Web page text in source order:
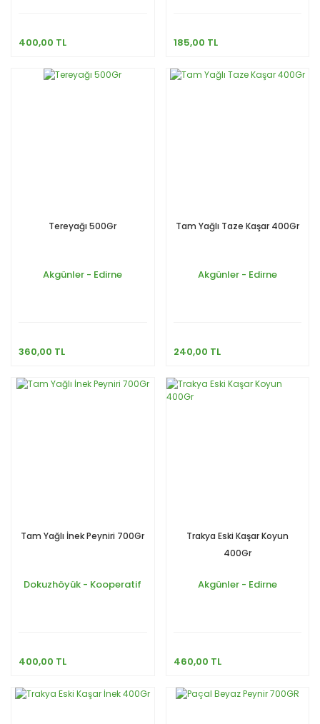
400,00 TL 185,00 TL
Tereyağı 500Gr
Akgünler - Edirne
360,00 TL
Tam Yağlı Taze Kaşar 400Gr
Akgünler - Edirne
240,00 TL
Tam Yağlı İnek Peyniri 700Gr
Dokuzhöyük - Kooperatif
400,00 TL
Trakya Eski Kaşar Koyun
400Gr
Akgünler - Edirne
460,00 TL